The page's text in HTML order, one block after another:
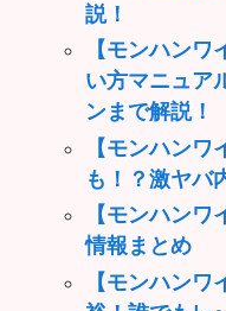
説！
【モンハン
い方マニュア
ンまで解説！
【モンハン
も！？激ヤバ
【モンハンワ
情報まとめ
【モンハン